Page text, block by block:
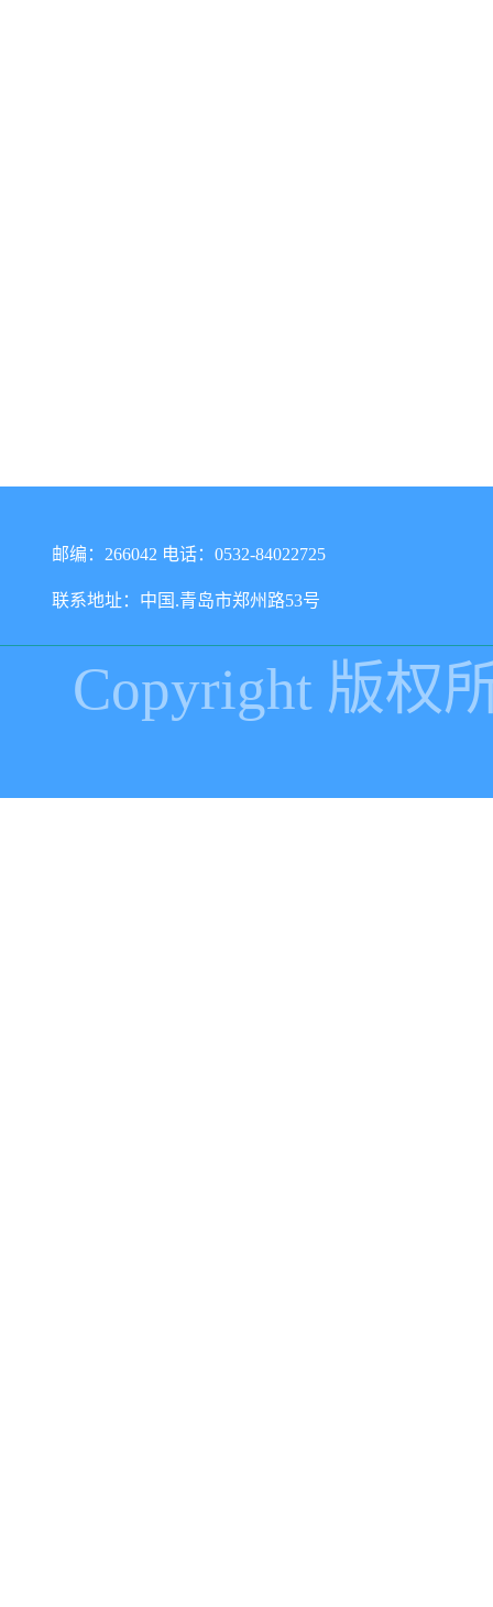
邮编：266042 电话：0532-84022725
联系地址：中国.青岛市郑州路53号
Copyright 版权